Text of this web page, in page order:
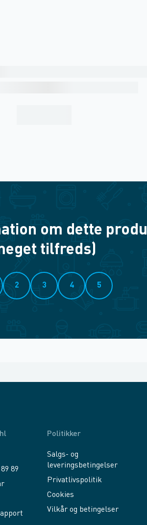
om dette
tilfreds)
2 3 4 5
89
Politikker
Salgs- og
leveringsbetingelser
Privatlivspolitik
Cookies
Vilkår og betingelser